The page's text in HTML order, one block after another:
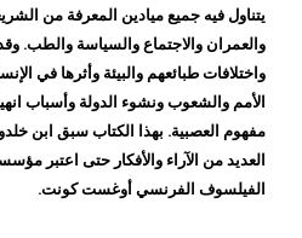
يتناول فيه جميع ميادين المعرفة من
والعمران والاجتماع والسياسة والطب.
واختلافات طبائعهم والبيئة وأثرها في
الأمم والشعوب ونشوء الدولة وأسباب
مفهوم العصبية. بهذا الكتاب سبق ابن
العديد من الآراء والأفكار حتى اعتبر
الفيلسوف الفرنسي أوغست كونت.